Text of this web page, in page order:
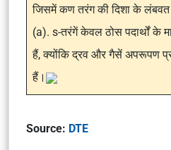
जिसमें कण तरंग की दिशा के लंबवत
(a). s-तरंगें केवल ठोस पदार्थों के
हैं, क्योंकि द्रव और गैसें अपरूपण
हैं।
Source: DTE